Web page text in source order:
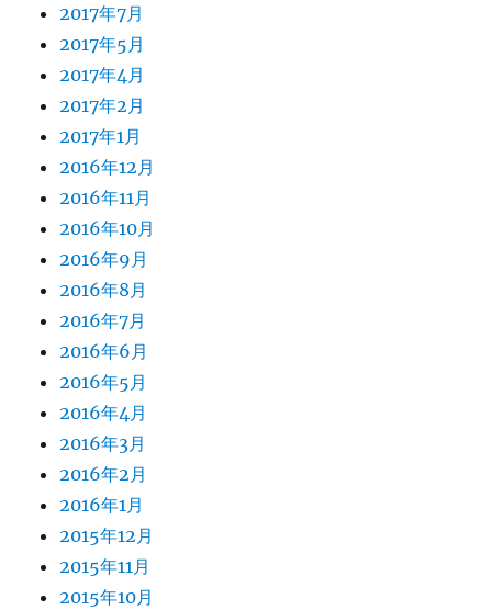
2017年7月
2017年5月
2017年4月
2017年2月
2017年1月
2016年12月
2016年11月
2016年10月
2016年9月
2016年8月
2016年7月
2016年6月
2016年5月
2016年4月
2016年3月
2016年2月
2016年1月
2015年12月
2015年11月
2015年10月